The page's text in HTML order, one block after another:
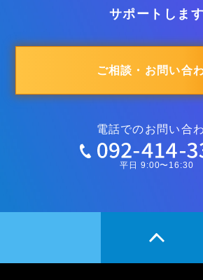
サポートします
ご相談・お問い合
電話でのお問い合
平日 9:00〜16:30